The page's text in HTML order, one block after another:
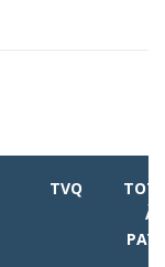
TVQ
À